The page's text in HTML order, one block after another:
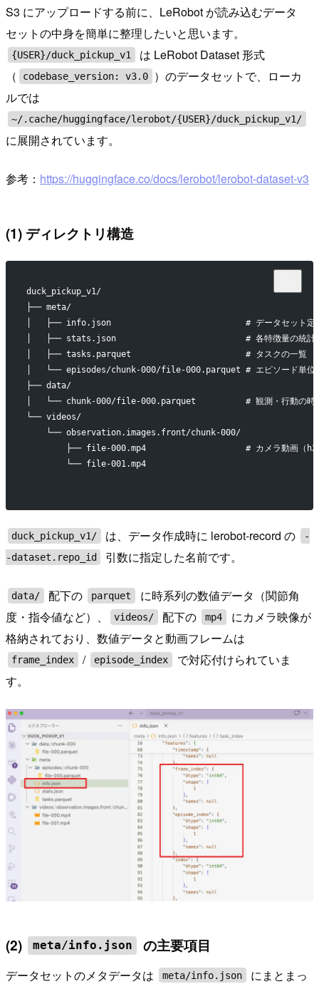
S3 にアップロードする前に、LeRobot が読み込むデータ
セットの中身を簡単に整理したいと思います。
{USER}/duck_pickup_v1
は LeRobot Dataset 形式
（
codebase_version: v3.0
）のデータセットで、ローカ
ルでは
~/.cache/huggingface/lerobot/{USER}/duck_pickup_v1/
に展開されています。
参考： https://huggingface.co/docs/lerobot/lerobot-dataset-v3
(1) ディレクトリ構造
duck_pickup_v1/
├── meta/
│   ├── info.json                           # データセット定
│   ├── stats.json                          # 各特徴量の統計値
│   ├── tasks.parquet                       # タスクの一覧
│   └── episodes/chunk-000/file-000.parquet # エピソード単位
├── data/
│   └── chunk-000/file-000.parquet          # 観測・行動の時系
└── videos/
    └── observation.images.front/chunk-000/
├── file-000.mp4                    # カメラ動画（
        └── file-001.mp4
duck_pickup_v1/ は、データ作成時に lerobot-record の
-
-dataset.repo_id
引数に指定した名前です。
data/ 配下の parquet
に時系列の数値データ（関節角
度・指令値など）、
videos/ 配下の mp4
にカメラ映像が
格納されており、数値データと動画フレームは
frame_index / episode_index
で対応付けられていま
す。
(2) meta/info.json の主要項目
データセットのメタデータは meta/info.json
にまとまっ